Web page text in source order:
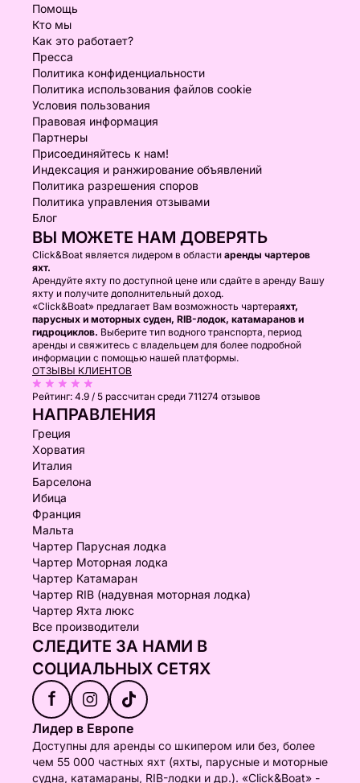
Помощь
Кто мы
Как это работает?
Пресса
Политика конфиденциальности
Политика использования файлов cookie
Условия пользования
Правовая информация
Партнеры
Присоединяйтесь к нам!
Индексация и ранжирование объявлений
Политика разрешения споров
Политика управления отзывами
Блог
ВЫ МОЖЕТЕ НАМ ДОВЕРЯТЬ
Click&Boat является лидером в области аренды чартеров
яхт.
Арендуйте яхту по доступной цене или сдайте в аренду Вашу
яхту и получите дополнительный доход.
«Click&Boat» предлагает Вам возможность чартераяхт,
парусных и моторных суден, RIB-лодок, катамаранов и
гидроциклов. Выберите тип водного транспорта, период
аренды и свяжитесь с владельцем для более подробной
информации с помощью нашей платформы.
ОТЗЫВЫ КЛИЕНТОВ
Рейтинг: 4.9 / 5 рассчитан среди 711274 отзывов
НАПРАВЛЕНИЯ
Греция
Хорватия
Италия
Барселона
Ибица
Франция
Мальта
Чартер Парусная лодка
Чартер Моторная лодка
Чартер Катамаран
Чартер RIB (надувная моторная лодка)
Чартер Яхта люкс
Все производители
СЛЕДИТЕ ЗА НАМИ В
СОЦИАЛЬНЫХ СЕТЯХ
f
Лидер в Европе
Доступны для аренды со шкипером или без, более
чем 55 000 частных яхт (яхты, парусные и моторные
судна, катамараны, RIB-лодки и др.). «Click&Boat» -